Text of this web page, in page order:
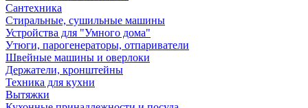
Сантехника
Стиральные, сушильные машины
Устройства для "Умного дома"
Утюги, парогенераторы, отпариватели
Швейные машины и оверлоки
Держатели, кронштейны
Техника для кухни
Вытяжки